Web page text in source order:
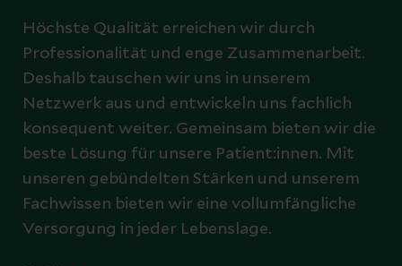
Höchste Qualität erreichen wir durch
Professionalität und enge Zusammenarbeit.
Deshalb tauschen wir uns in unserem
Netzwerk aus und entwickeln uns fachlich
konsequent weiter. Gemeinsam bieten wir die
beste Lösung für unsere Patient:innen. Mit
unseren gebündelten Stärken und unserem
Fachwissen bieten wir eine vollumfängliche
Versorgung in jeder Lebenslage.